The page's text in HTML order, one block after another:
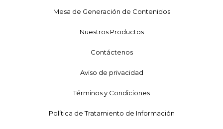
Mesa de Generación de Contenidos
Nuestros Productos
Contáctenos
Aviso de privacidad
Términos y Condiciones
Política de Tratamiento de Información